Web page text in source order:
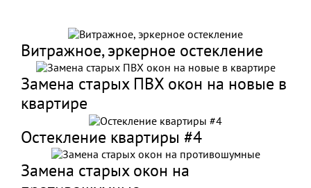
Витражное, эркерное остекление
Замена старых ПВХ окон на новые в
квартире
Остекление квартиры #4
Замена старых окон на